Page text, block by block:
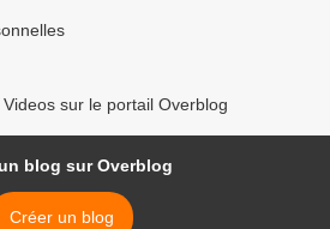
sur le portail Overblog
blog sur Overblog
Créer un blog